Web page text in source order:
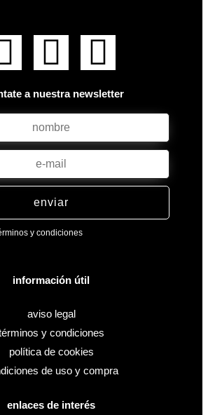
a nuestra newsletter
y condiciones
enviar
información útil
aviso legal
y condiciones
política de cookies
de uso y compra
enlaces de interés